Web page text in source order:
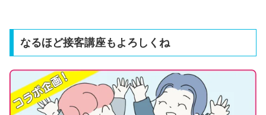
なるほど接客講座もよろしくね